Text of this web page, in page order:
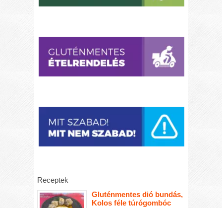
Receptek
Gluténmentes dió bundás,
Kolos féle túrógombóc